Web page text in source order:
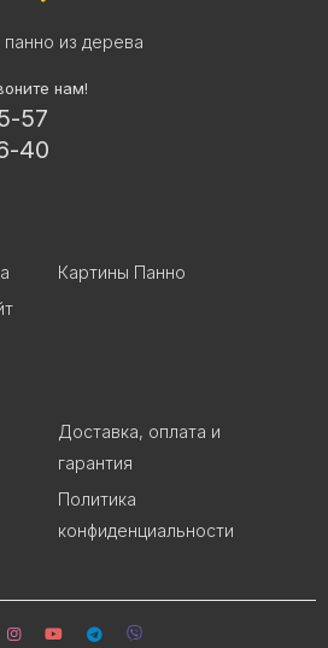
из дерева
нам!
57
40
Картины Панно
Доставка, оплата и
гарантия
Политика
конфиденциальности